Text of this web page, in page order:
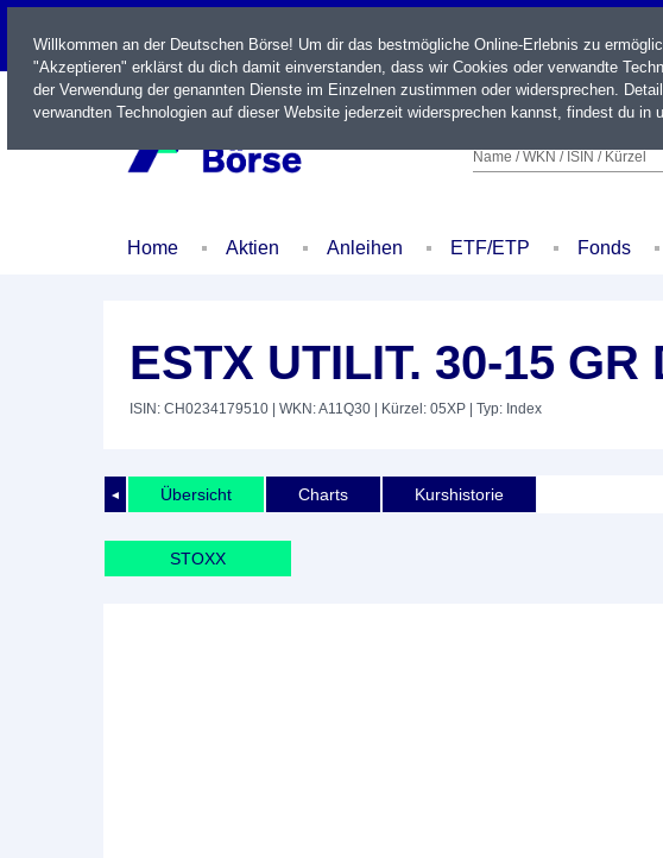
LIVE
Name / WKN / ISIN / Kürzel
Home Aktien Anleihen ETF/ETP Fonds
ESTX UTILIT. 30-15 GR
ISIN: CH0234179510 | WKN: A11Q30 | Kürzel: 05XP | Typ: Index
◄ Übersicht Charts Kurshistorie
STOXX
Willkommen an der Deutschen Börse! Um dir das bestmögliche Online-Erlebnis zu
"Akzeptieren" erklärst du dich damit einverstanden, dass wir Cookies oder verwandte
der Verwendung der genannten Dienste im Einzelnen zustimmen oder widersprechen.
verwandten Technologien auf dieser Website jederzeit widersprechen kannst, findest du in